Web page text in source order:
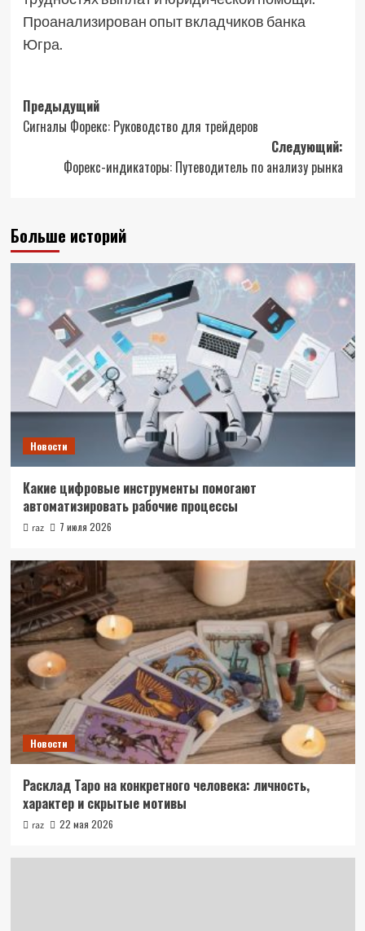
Проанализирован опыт вкладчиков банка
Югра.
Навигация
записи
Предыдущий
Сигналы Форекс: Руководство для трейдеров
Следующий:
Форекс-индикаторы: Путеводитель по анализу рынка
Больше историй
Новости
Какие цифровые инструменты помогают
автоматизировать рабочие процессы
raz 7 июля 2026
Новости
Расклад Таро на конкретного человека: личность,
характер и скрытые мотивы
raz 22 мая 2026